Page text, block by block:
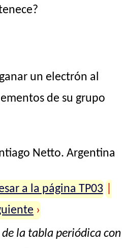
un electrón al
de su grupo
Netto. Argentina
a la página TP03
›
la tabla periódica con